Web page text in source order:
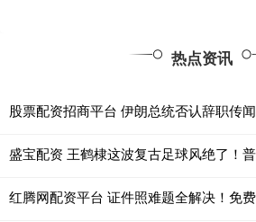
热点资讯
股票配资招商平台 伊朗总统否认辞职传闻